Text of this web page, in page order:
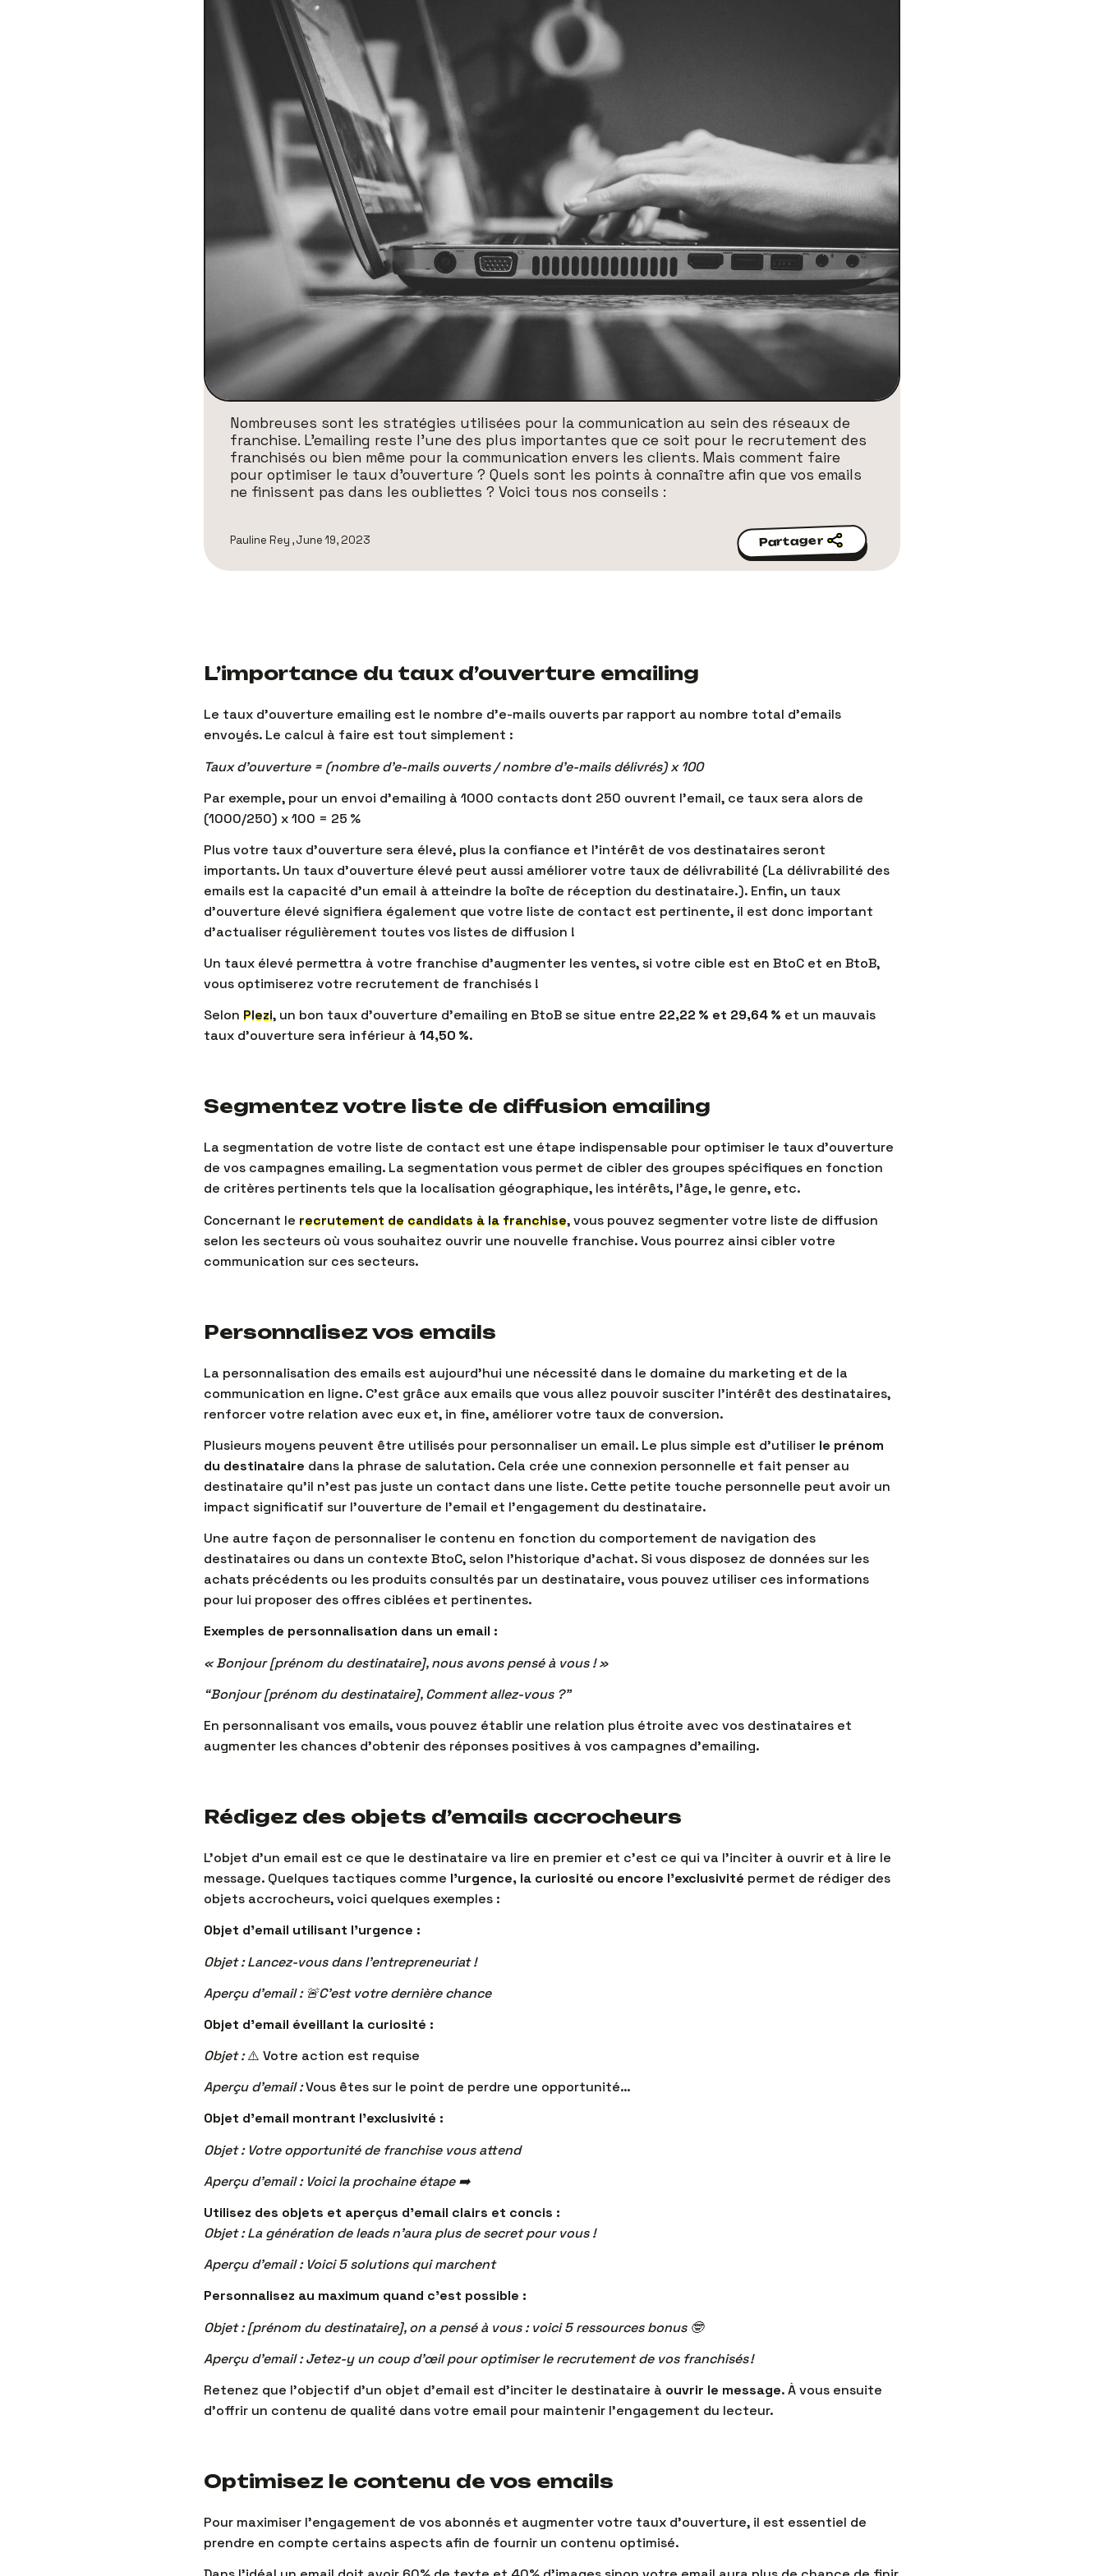
Nombreuses sont les stratégies utilisées pour la communication au sein des réseaux de
franchise. L’emailing reste l’une des plus importantes que ce soit pour le recrutement des
franchisés ou bien même pour la communication envers les clients. Mais comment faire
pour optimiser le taux d’ouverture ? Quels sont les points à connaître afin que vos emails
ne finissent pas dans les oubliettes ? Voici tous nos conseils :
Pauline Rey ,June 19, 2023 Partager
Partager
L’importance du taux d’ouverture emailing
Le taux d’ouverture emailing est le nombre d’e-mails ouverts par rapport au nombre total d’emails
envoyés. Le calcul à faire est tout simplement :
Taux d’ouverture = (nombre d’e-mails ouverts / nombre d’e-mails délivrés) x 100
Par exemple, pour un envoi d’emailing à 1000 contacts dont 250 ouvrent l’email, ce taux sera alors de
(1000/250) x 100 = 25 %
Plus votre taux d’ouverture sera élevé, plus la confiance et l’intérêt de vos destinataires seront
importants. Un taux d’ouverture élevé peut aussi améliorer votre taux de délivrabilité (La délivrabilité des
emails est la capacité d’un email à atteindre la boîte de réception du destinataire.). Enfin, un taux
d’ouverture élevé signifiera également que votre liste de contact est pertinente, il est donc important
d’actualiser régulièrement toutes vos listes de diffusion !
Un taux élevé permettra à votre franchise d’augmenter les ventes, si votre cible est en BtoC et en BtoB,
vous optimiserez votre recrutement de franchisés !
Selon Plezi, un bon taux d’ouverture d’emailing en BtoB se situe entre 22,22 % et 29,64 % et un mauvais
taux d’ouverture sera inférieur à 14,50 %.
Segmentez votre liste de diffusion emailing
La segmentation de votre liste de contact est une étape indispensable pour optimiser le taux d’ouverture
de vos campagnes emailing. La segmentation vous permet de cibler des groupes spécifiques en fonction
de critères pertinents tels que la localisation géographique, les intérêts, l’âge, le genre, etc.
Concernant le recrutement de candidats à la franchise, vous pouvez segmenter votre liste de diffusion
selon les secteurs où vous souhaitez ouvrir une nouvelle franchise. Vous pourrez ainsi cibler votre
communication sur ces secteurs.
Personnalisez vos emails
La personnalisation des emails est aujourd’hui une nécessité dans le domaine du marketing et de la
communication en ligne. C’est grâce aux emails que vous allez pouvoir susciter l’intérêt des destinataires,
renforcer votre relation avec eux et, in fine, améliorer votre taux de conversion.
Plusieurs moyens peuvent être utilisés pour personnaliser un email. Le plus simple est d’utiliser le prénom
du destinataire dans la phrase de salutation. Cela crée une connexion personnelle et fait penser au
destinataire qu’il n’est pas juste un contact dans une liste. Cette petite touche personnelle peut avoir un
impact significatif sur l’ouverture de l’email et l’engagement du destinataire.
Une autre façon de personnaliser le contenu en fonction du comportement de navigation des
destinataires ou dans un contexte BtoC, selon l’historique d’achat. Si vous disposez de données sur les
achats précédents ou les produits consultés par un destinataire, vous pouvez utiliser ces informations
pour lui proposer des offres ciblées et pertinentes.
Exemples de personnalisation dans un email :
« Bonjour [prénom du destinataire], nous avons pensé à vous ! »
“Bonjour [prénom du destinataire], Comment allez-vous ?”
En personnalisant vos emails, vous pouvez établir une relation plus étroite avec vos destinataires et
augmenter les chances d’obtenir des réponses positives à vos campagnes d’emailing.
Rédigez des objets d’emails accrocheurs
L’objet d’un email est ce que le destinataire va lire en premier et c’est ce qui va l’inciter à ouvrir et à lire le
message. Quelques tactiques comme l’urgence, la curiosité ou encore l’exclusivité permet de rédiger des
objets accrocheurs, voici quelques exemples :
Objet d’email utilisant l’urgence :
Objet : Lancez-vous dans l’entrepreneuriat !
Aperçu d’email : 🚨C’est votre dernière chance
Objet d’email éveillant la curiosité :
Objet :⚠️ Votre action est requise
Aperçu d’email :Vous êtes sur le point de perdre une opportunité…
Objet d’email montrant l’exclusivité :
Objet : Votre opportunité de franchise vous attend
Aperçu d’email : Voici la prochaine étape ➡️
Utilisez des objets et aperçus d’email clairs et concis :
Objet : La génération de leads n’aura plus de secret pour vous !
Aperçu d’email : Voici 5 solutions qui marchent
Personnalisez au maximum quand c’est possible :
Objet : [prénom du destinataire], on a pensé à vous : voici 5 ressources bonus 🤓
Aperçu d’email : Jetez-y un coup d’œil pour optimiser le recrutement de vos franchisés !
Retenez que l’objectif d’un objet d’email est d’inciter le destinataire à ouvrir le message. À vous ensuite
d’offrir un contenu de qualité dans votre email pour maintenir l’engagement du lecteur.
Optimisez le contenu de vos emails
Pour maximiser l’engagement de vos abonnés et augmenter votre taux d’ouverture, il est essentiel de
prendre en compte certains aspects afin de fournir un contenu optimisé.